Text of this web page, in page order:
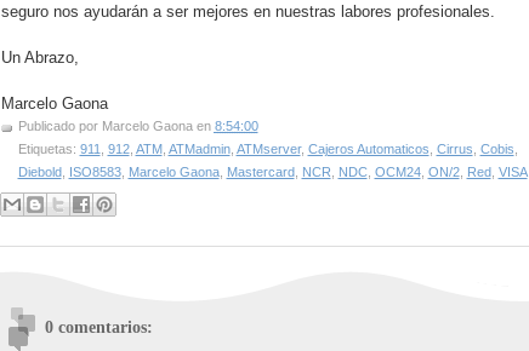
seguro nos ayudarán a ser mejores en nuestras labores profesionales.
Un Abrazo,
Marcelo Gaona
Publicado por Marcelo Gaona en 8:54:00
Etiquetas: 911 912, ATM, ATMadmin, ATMserver, Cajeros Automaticos Cirrus Cobis
Diebold, ISO8583, Marcelo Gaona, Mastercard, NCR NDC, OCM24, ON/2, Red, VISA
0 comentarios: